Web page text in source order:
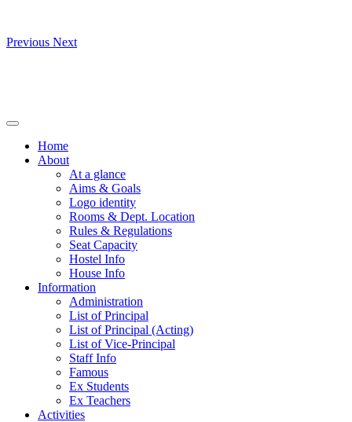
Previous Next
Home
About
At a glance
Aims & Goals
Logo identity
Rooms & Dept. Location
Rules & Regulations
Seat Capacity
Hostel Info
House Info
Information
Administration
List of Principal
List of Principal (Acting)
List of Vice-Principal
Staff Info
Famous
Ex Students
Ex Teachers
Activities